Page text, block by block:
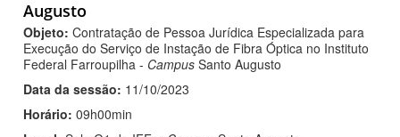
Augusto
Objeto: Contratação de Pessoa Jurídica Especializada para
Execução do Serviço de Instação de Fibra Óptica no Instituto
Federal Farroupilha - Campus Santo Augusto
Data da sessão: 11/10/2023
Horário: 09h00min